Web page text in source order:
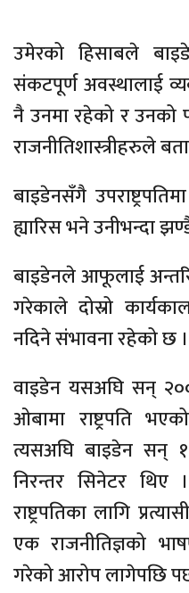
उमेरको हिसाबले
संकटपूर्ण अवस्थालाई
नै उनमा रहेको र उनको
राजनीतिशास्त्रीहरुले
बाइडेनसँगै
ह्यारिस भने उनीभन्दा
बाइडेनले आफूलाई
गरेकाले दोस्रो
नदिने संभावना रहेको छ ।
वाइडेन यसअघि सन्
ओबामा राष्ट्रपति
त्यसअघि बाइडेन सन्
निरन्तर सिनेटर
राष्ट्रपतिका लागि
एक राजनीतिज्ञको
गरेको आरोप लागेपछि